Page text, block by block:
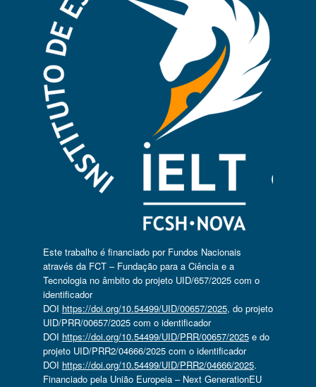
Este trabalho é financiado por Fundos Nacionais
através da FCT – Fundação para a Ciência e a
Tecnologia no âmbito do projeto UID/657/2025 com o
identificador
DOI https://doi.org/10.54499/UID/00657/2025, do projeto
UID/PRR/00657/2025 com o identificador
DOI https://doi.org/10.54499/UID/PRR/00657/2025e do
projeto UID/PRR2/04666/2025 com o identificador
DOI https://doi.org/10.54499/UID/PRR2/04666/2025.
Financiado pela União Europeia – Next GenerationEU